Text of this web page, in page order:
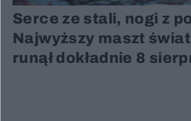
Serce ze stali, nogi z
Najwyższy maszt
runął dokładnie 8